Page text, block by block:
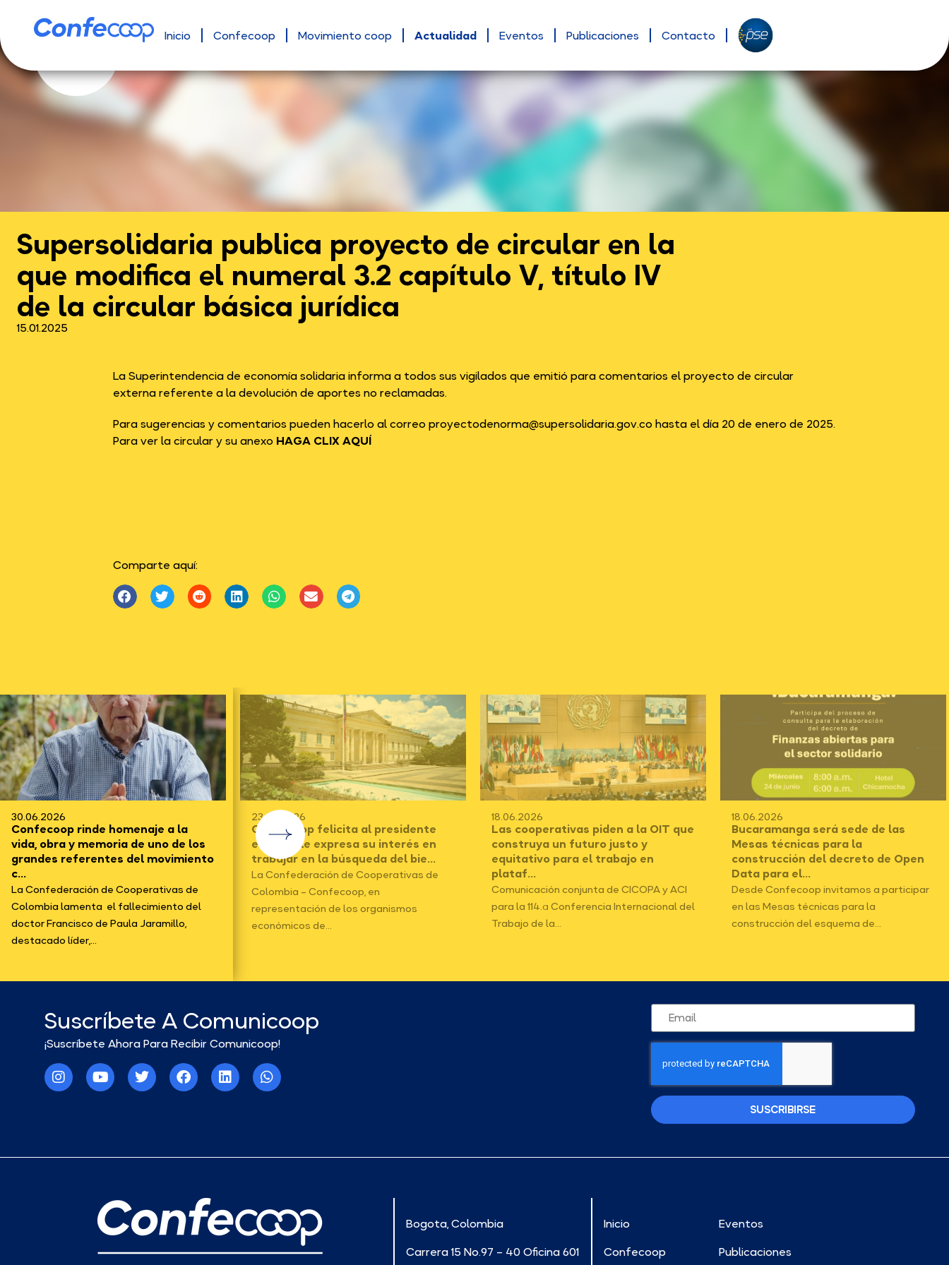
Inicio Confecoop Movimiento coop Actualidad Eventos Publicaciones Contacto
Supersolidaria publica proyecto de circular en la
que modifica el numeral 3.2 capítulo V, título IV
de la circular básica jurídica
15.01.2025
La Superintendencia de economía solidaria informa a todos sus vigilados que emitió para comentarios el proyecto de circular
externa referente a la devolución de aportes no reclamadas.
Para sugerencias y comentarios pueden hacerlo al correo proyectodenorma@supersolidaria.gov.co hasta el día 20 de enero de 2025.
Para ver la circular y su anexo HAGA CLIX AQUÍ
Comparte aquí:
30.06.2026
Confecoop rinde homenaje a la
vida, obra y memoria de uno de los
grandes referentes del movimiento
c...
La Confederación de Cooperativas de
Colombia lamenta el fallecimiento del
doctor Francisco de Paula Jaramillo,
destacado líder,...
23.06.2026
Confecoop felicita al presidente
electo y le expresa su interés en
trabajar en la búsqueda del bie...
La Confederación de Cooperativas de
Colombia – Confecoop, en
representación de los organismos
económicos de...
18.06.2026
Las cooperativas piden a la OIT que
construya un futuro justo y
equitativo para el trabajo en
plataf...
Comunicación conjunta de CICOPA y ACI
para la 114.ª Conferencia Internacional del
Trabajo de la...
18.06.2026
Bucaramanga será sede de las
Mesas técnicas para la
construcción del decreto de Open
Data para el...
Desde Confecoop invitamos a participar
en las Mesas técnicas para la
construcción del esquema de...
Suscríbete A Comunicoop
¡Suscríbete Ahora Para Recibir Comunicoop!
SUSCRIBIRSE
Bogota, Colombia
Carrera 15 No.97 – 40 Oficina 601
Inicio
Confecoop
Eventos
Publicaciones